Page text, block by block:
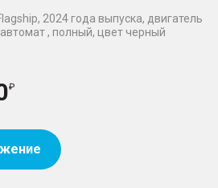
2024 года выпуска, двигатель
автомат , полный, цвет черный